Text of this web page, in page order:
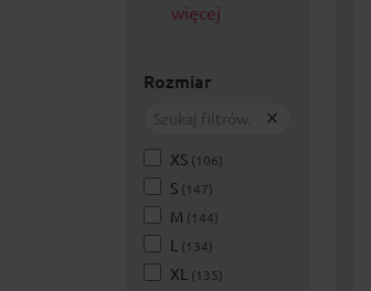
więcej
Rozmiar
XS (106)
S (147)
M (144)
L (134)
XL (135)